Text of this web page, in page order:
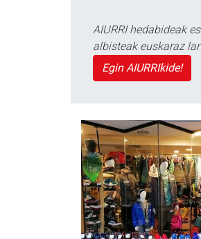
AIURRI hedabideak
albisteak euskaraz
Egin AIURRIkide!